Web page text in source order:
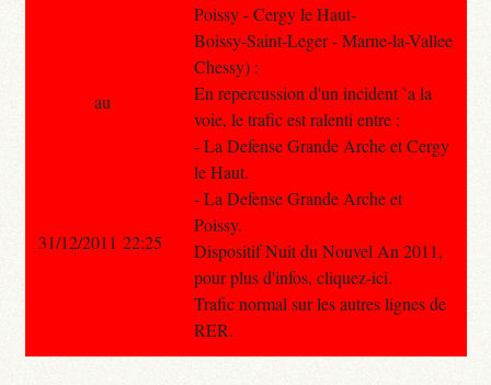
Poissy - Cergy le Haut-
Boissy-Saint-Leger - Marne-la-Vallee
Chessy) :
En repercussion d'un incident `a la
voie, le trafic est ralenti entre :
- La Defense Grande Arche et Cergy
le Haut.
- La Defense Grande Arche et
Poissy.
Dispositif Nuit du Nouvel An 2011,
pour plus d'infos, cliquez-ici.
Trafic normal sur les autres lignes de
RER.
au
31/12/2011 22:25